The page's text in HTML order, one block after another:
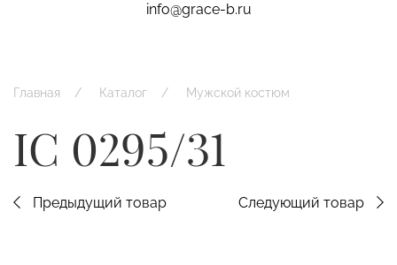
info@grace-b.ru
Главная Каталог Мужской костюм
IC 0295/31
Предыдущий товар Следующий товар